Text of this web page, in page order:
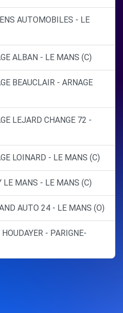
AUTOMOBILES - LE
ALBAN - LE MANS (C)
BEAUCLAIR - ARNAGE
LEJARD CHANGE 72 -
LOINARD - LE MANS (C)
MANS - LE MANS (C)
AUTO 24 - LE MANS (O)
- PARIGNE-